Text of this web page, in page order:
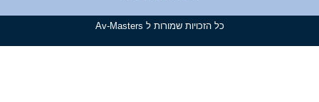
כל הזכויות שמורות ל Av-Masters